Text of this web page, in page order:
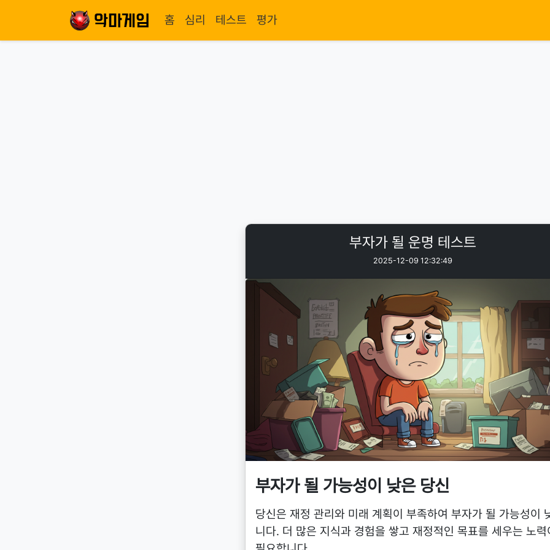
홈 심리 테스트 평가
부자가 될 운명 테스트
2025-12-09 12:32:49
부자가 될 가능성이 낮은 당신
당신은 재정 관리와 미래 계획이 부족하여 부자가 될 가능성이
니다. 더 많은 지식과 경험을 쌓고 재정적인 목표를 세우는 노력